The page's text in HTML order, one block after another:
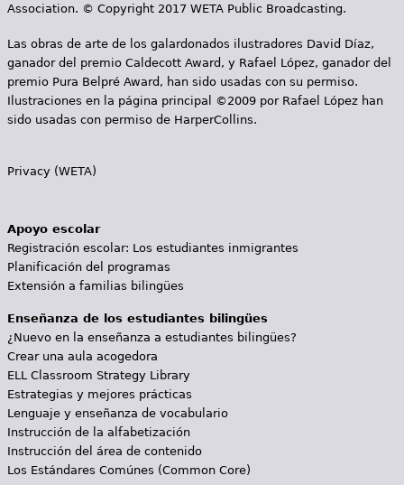
Association. © Copyright 2017 WETA Public Broadcasting.
Las obras de arte de los galardonados ilustradores David Díaz,
ganador del premio Caldecott Award, y Rafael López, ganador del
premio Pura Belpré Award, han sido usadas con su permiso.
Ilustraciones en la página principal ©2009 por Rafael López han
sido usadas con permiso de HarperCollins.
Privacy (WETA)
Apoyo escolar
Registración escolar: Los estudiantes inmigrantes
Planificación del programas
Extensión a familias bilingües
Enseñanza de los estudiantes bilingües
¿Nuevo en la enseñanza a estudiantes bilingües?
Crear una aula acogedora
ELL Classroom Strategy Library
Estrategias y mejores prácticas
Lenguaje y enseñanza de vocabulario
Instrucción de la alfabetización
Instrucción del área de contenido
Los Estándares Comúnes (Common Core)